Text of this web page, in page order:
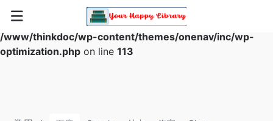
Warning
: Array to string conversion in
/www/thinkdoc/wp-content/themes/onenav/inc/wp-
optimization.php on line 113